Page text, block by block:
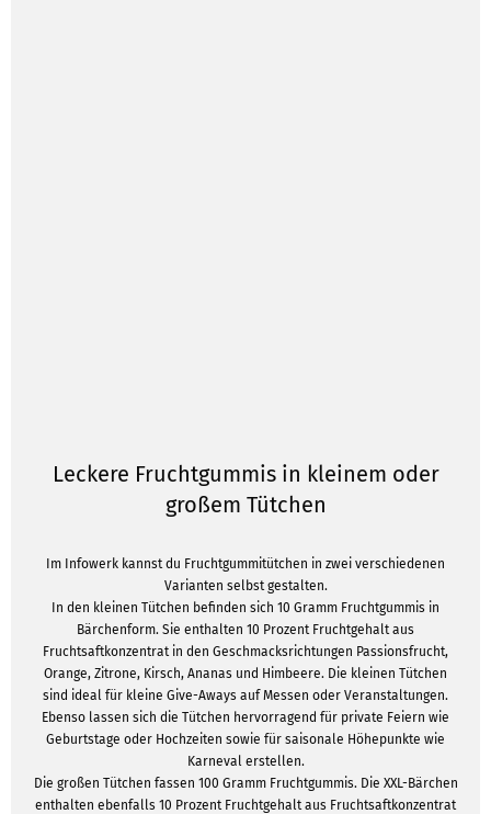
Leckere Fruchtgummis in kleinem oder
großem Tütchen
Im Infowerk kannst du Fruchtgummitütchen in zwei verschiedenen
Varianten selbst gestalten.
In den kleinen Tütchen befinden sich 10 Gramm Fruchtgummis in
Bärchenform. Sie enthalten 10 Prozent Fruchtgehalt aus
Fruchtsaftkonzentrat in den Geschmacksrichtungen Passionsfrucht,
Orange, Zitrone, Kirsch, Ananas und Himbeere. Die kleinen Tütchen
sind ideal für kleine Give-Aways auf Messen oder Veranstaltungen.
Ebenso lassen sich die Tütchen hervorragend für private Feiern wie
Geburtstage oder Hochzeiten sowie für saisonale Höhepunkte wie
Karneval erstellen.
Die großen Tütchen fassen 100 Gramm Fruchtgummis. Die XXL-Bärchen
enthalten ebenfalls 10 Prozent Fruchtgehalt aus Fruchtsaftkonzentrat